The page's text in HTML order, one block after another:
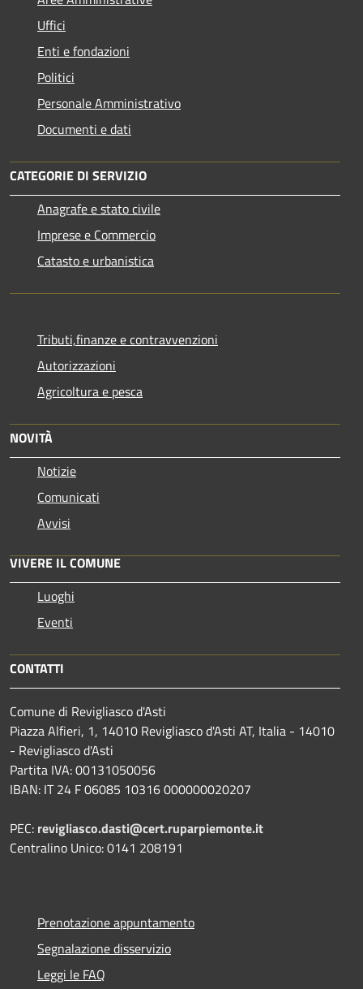
Uffici
Enti e fondazioni
Politici
Personale Amministrativo
Documenti e dati
CATEGORIE DI SERVIZIO
Anagrafe e stato civile
Imprese e Commercio
Catasto e urbanistica
Tributi,finanze e contravvenzioni
Autorizzazioni
Agricoltura e pesca
NOVITÀ
Notizie
Comunicati
Avvisi
VIVERE IL COMUNE
Luoghi
Eventi
CONTATTI
Comune di Revigliasco d'Asti
Piazza Alfieri, 1, 14010 Revigliasco d'Asti AT, Italia - 14010
- Revigliasco d'Asti
Partita IVA: 00131050056
IBAN: IT 24 F 06085 10316 000000020207
PEC: revigliasco.dasti@cert.ruparpiemonte.it
Centralino Unico: 0141 208191
Prenotazione appuntamento
Segnalazione disservizio
Leggi le FAQ